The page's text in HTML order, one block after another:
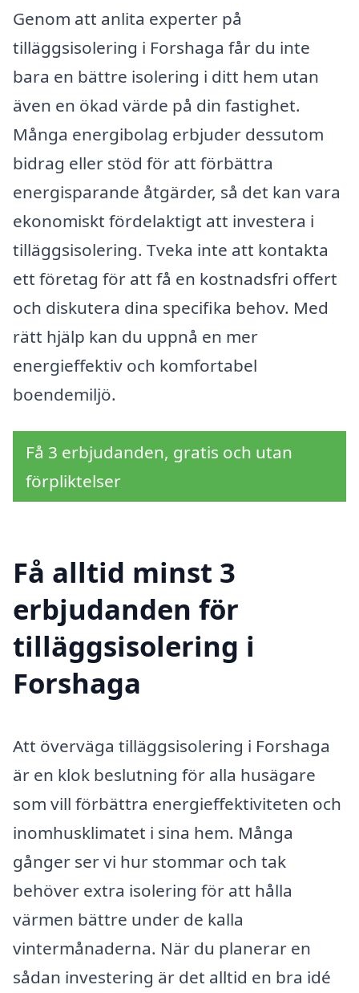
Genom att anlita experter på
tilläggsisolering i Forshaga får du inte
bara en bättre isolering i ditt hem utan
även en ökad värde på din fastighet.
Många energibolag erbjuder dessutom
bidrag eller stöd för att förbättra
energisparande åtgärder, så det kan vara
ekonomiskt fördelaktigt att investera i
tilläggsisolering. Tveka inte att kontakta
ett företag för att få en kostnadsfri offert
och diskutera dina specifika behov. Med
rätt hjälp kan du uppnå en mer
energieffektiv och komfortabel
boendemiljö.
Få 3 erbjudanden, gratis och utan
förpliktelser
Få alltid minst 3
erbjudanden för
tilläggsisolering i
Forshaga
Att överväga tilläggsisolering i Forshaga
är en klok beslutning för alla husägare
som vill förbättra energieffektiviteten och
inomhusklimatet i sina hem. Många
gånger ser vi hur stommar och tak
behöver extra isolering för att hålla
värmen bättre under de kalla
vintermånaderna. När du planerar en
sådan investering är det alltid en bra idé